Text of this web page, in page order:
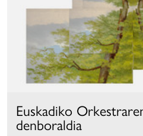
Euskadiko
denboraldia